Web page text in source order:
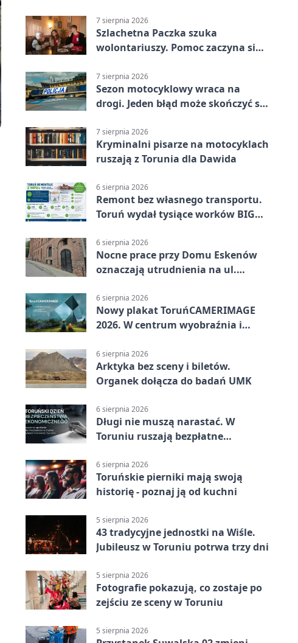
7 sierpnia 2026
Szlachetna Paczka szuka
wolontariuszy. Pomoc zaczyna się
7 sierpnia 2026
Sezon motocyklowy wraca na
drogi. Jeden błąd może skończyć się
7 sierpnia 2026
Kryminalni pisarze na motocyklach
ruszają z Torunia dla Dawida
6 sierpnia 2026
Remont bez własnego transportu.
Toruń wydał tysiące worków BIG
6 sierpnia 2026
Nocne prace przy Domu Eskenów
oznaczają utrudnienia na ul.
6 sierpnia 2026
Nowy plakat ToruńCAMERIMAGE
2026. W centrum wyobraźnia i
6 sierpnia 2026
Arktyka bez sceny i biletów.
Organek dołącza do badań UMK
6 sierpnia 2026
Długi nie muszą narastać. W
Toruniu ruszają bezpłatne
6 sierpnia 2026
Toruńskie pierniki mają swoją
historię - poznaj ją od kuchni
5 sierpnia 2026
43 tradycyjne jednostki na Wiśle.
Jubileusz w Toruniu potrwa trzy dni
5 sierpnia 2026
Fotografie pokazują, co zostaje po
zejściu ze sceny w Toruniu
5 sierpnia 2026